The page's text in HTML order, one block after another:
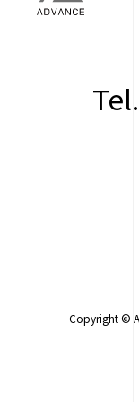
Copyright ©